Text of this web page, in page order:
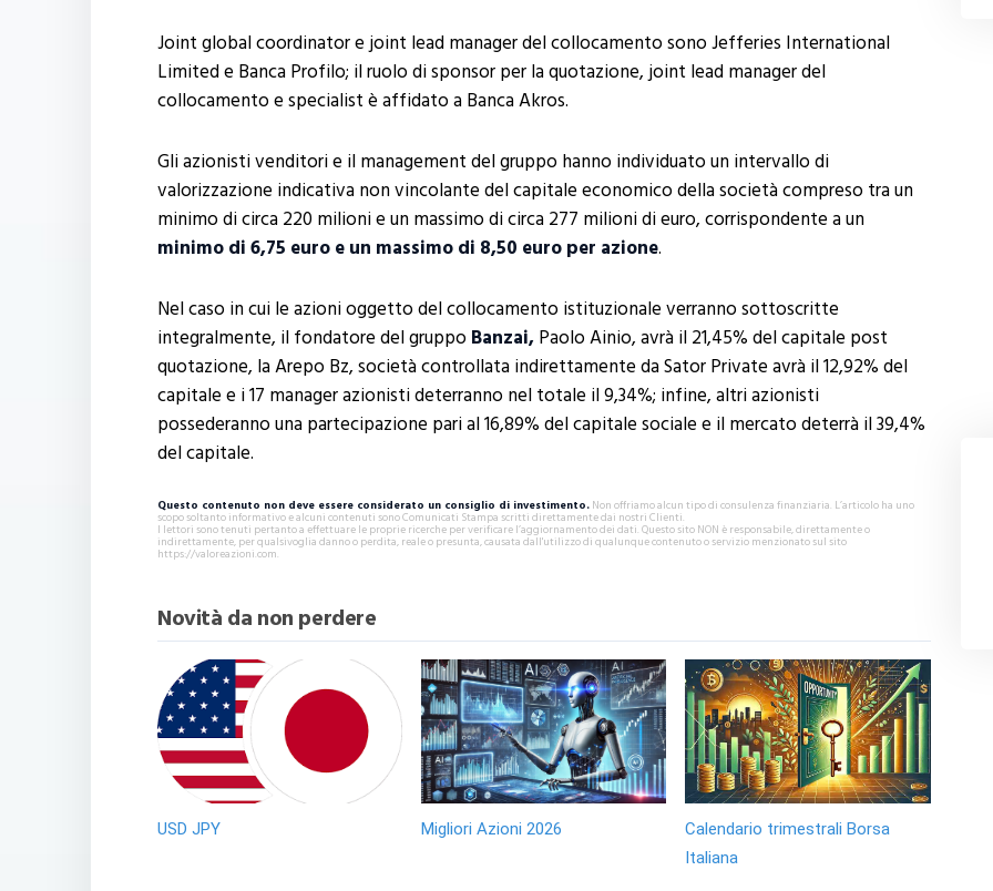
Joint global coordinator e joint lead manager del collocamento sono Jefferies International
Limited e Banca Profilo; il ruolo di sponsor per la quotazione, joint lead manager del
collocamento e specialist è affidato a Banca Akros.
Gli azionisti venditori e il management del gruppo hanno individuato un intervallo di
valorizzazione indicativa non vincolante del capitale economico della società compreso tra un
minimo di circa 220 milioni e un massimo di circa 277 milioni di euro, corrispondente a un
minimo di 6,75 euro e un massimo di 8,50 euro per azione.
Nel caso in cui le azioni oggetto del collocamento istituzionale verranno sottoscritte
integralmente, il fondatore del gruppo Banzai,Paolo Ainio, avrà il 21,45% del capitale post
quotazione, la Arepo Bz, società controllata indirettamente da Sator Private avrà il 12,92% del
capitale e i 17 manager azionisti deterranno nel totale il 9,34%; infine, altri azionisti
possederanno una partecipazione pari al 16,89% del capitale sociale e il mercato deterrà il 39,4%
del capitale.
Questo contenuto non deve essere considerato un consiglio di investimento.Non offriamo alcun tipo di consulenza finanziaria. L’articolo ha uno
scopo soltanto informativo e alcuni contenuti sono Comunicati Stampa scritti direttamente dai nostri Clienti.
I lettori sono tenuti pertanto a effettuare le proprie ricerche per verificare l’aggiornamento dei dati. Questo sito NON è responsabile, direttamente o
indirettamente, per qualsivoglia danno o perdita, reale o presunta, causata dall'utilizzo di qualunque contenuto o servizio menzionato sul sito
https://valoreazioni.com.
Novità da non perdere
USD JPY Migliori Azioni 2026
Calendario trimestrali Borsa
Italiana